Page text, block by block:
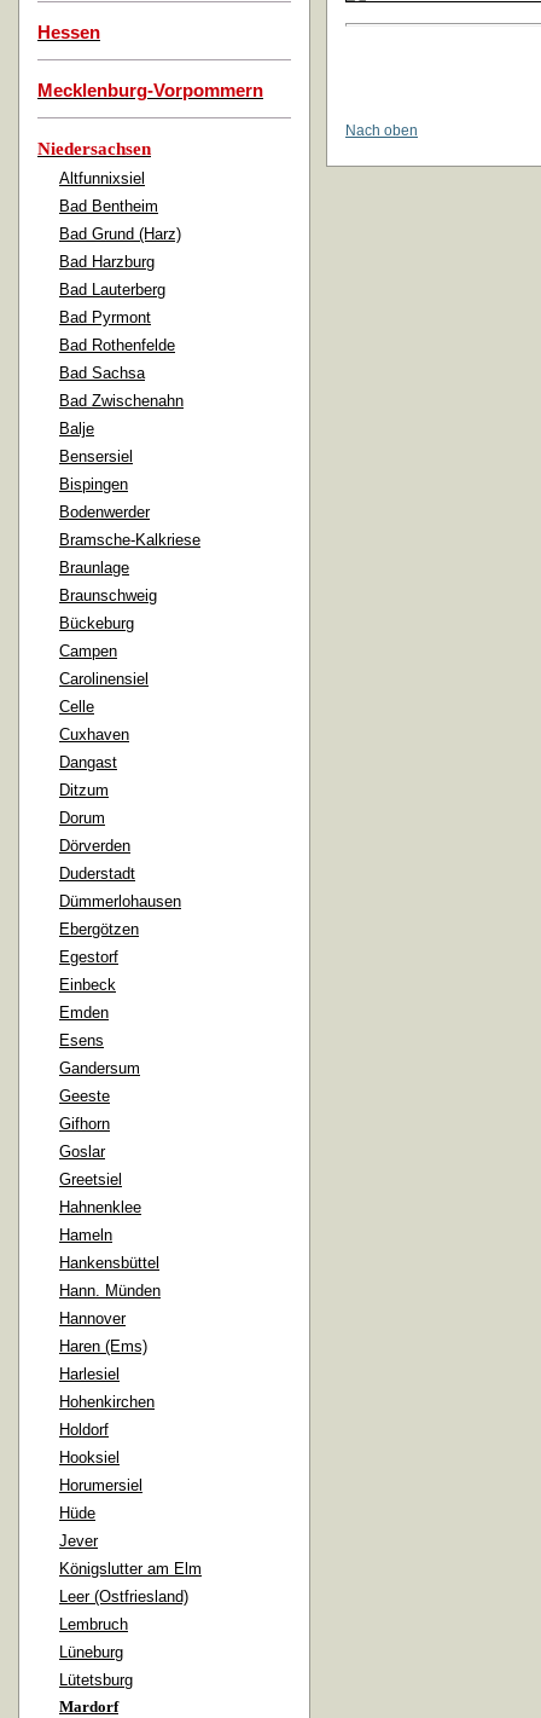
Hessen
Mecklenburg-Vorpommern
Niedersachsen
Altfunnixsiel
Bad Bentheim
Bad Grund (Harz)
Bad Harzburg
Bad Lauterberg
Bad Pyrmont
Bad Rothenfelde
Bad Sachsa
Bad Zwischenahn
Balje
Bensersiel
Bispingen
Bodenwerder
Bramsche-Kalkriese
Braunlage
Braunschweig
Bückeburg
Campen
Carolinensiel
Celle
Cuxhaven
Dangast
Ditzum
Dorum
Dörverden
Duderstadt
Dümmerlohausen
Ebergötzen
Egestorf
Einbeck
Emden
Esens
Gandersum
Geeste
Gifhorn
Goslar
Greetsiel
Hahnenklee
Hameln
Hankensbüttel
Hann. Münden
Hannover
Haren (Ems)
Harlesiel
Hohenkirchen
Holdorf
Hooksiel
Horumersiel
Hüde
Jever
Königslutter am Elm
Leer (Ostfriesland)
Lembruch
Lüneburg
Lütetsburg
Mardorf
Nach oben